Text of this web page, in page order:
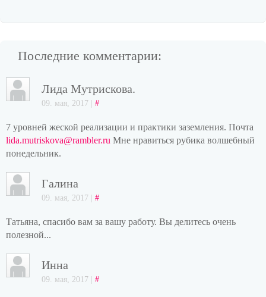
Последние комментарии:
Лида Мутрискова.
09. мая, 2017 | #
7 уровней жеской реализации и практики заземления. Почта
lida.mutriskova@rambler.ru Мне нравиться рубика волшебный
понедельник.
Галина
09. мая, 2017 | #
Татьяна, спасибо вам за вашу работу. Вы делитесь очень
полезной...
Инна
09. мая, 2017 | #